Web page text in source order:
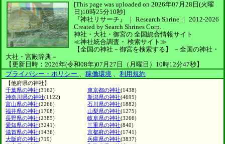
[This page was uploaded on 2026年07月28日(火曜
日)10時25分10秒]
『神社リサーチ』 ｜ Research Shrine ｜ 2012-2026
Created by Search Shrines Corp.
神社・大社・御宮の 全国総合情報サイト
≪神社統合調査・ 検索サイト≫
【全国の神社－御宮を検索する】
－全国の神社・
大社・宮殿辞典－
【更新日時：2026年(令和08年)07月27日（月曜日）10時12分47秒】
プライバシー・ポリシー 、 稼働環境 、 利用規約
【他府県の神社】
千葉県の神社(3162) 東京都の神社(1438)
神奈川県の神社(1122) 新潟県の神社(4695)
富山県の神社(2266) 石川県の神社(1882)
福井県の神社(1708) 山梨県の神社(1275)
長野県の神社(2385) 岐阜県の神社(3266)
愛知県の神社(3241) 三重県の神社(840)
滋賀県の神社(1436) 京都府の神社(1741)
大阪府の神社(719) 兵庫県の神社(3837)